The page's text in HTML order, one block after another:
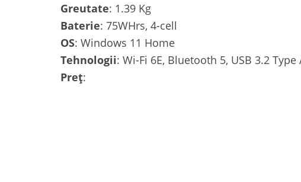
Greutate: 1.39 Kg
Baterie: 75WHrs, 4-cell
OS: Windows 11 Home
Tehnologii: Wi-Fi 6E, Bluetooth 5, USB 3.2
Preț: